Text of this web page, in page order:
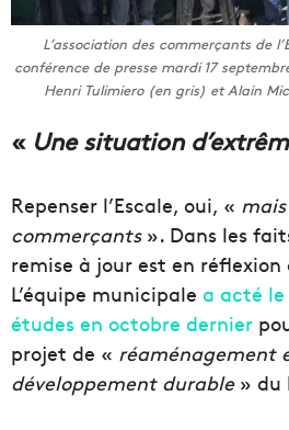
L’association des commerçants de
conférence de presse mardi 17
Henri Tulimiero (en gris) et Alain
« Une situation
Repenser l’Escale, oui, «
commerçants». Dans les
remise à jour est en
L’équipe municipale a acté
études en octobre dernier
projet de « réaménagement
développement durable» du